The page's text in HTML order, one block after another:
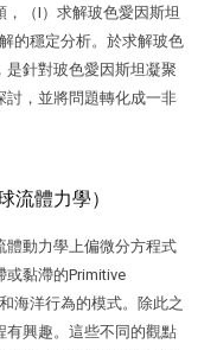
（I）求解玻色愛因斯坦
的穩定分析。於求解玻色
針對玻色愛因斯坦凝聚
討，並將問題轉化成一非
體力學）
體動力學上偏微分方程式
或黏滯的Primitive
海洋行為的模式。除此之
有興趣。這些不同的觀點